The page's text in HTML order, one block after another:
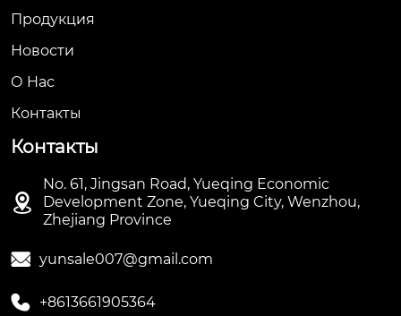
Продукция
Новости
О Hас
Контакты
Контакты

No. 61, Jingsan Road, Yueqing Economic
Development Zone, Yueqing City, Wenzhou,
Zhejiang Province
 yunsale007@gmail.com
 +8613661905364